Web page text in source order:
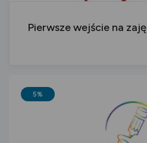
Pierwsze wejście na
5%